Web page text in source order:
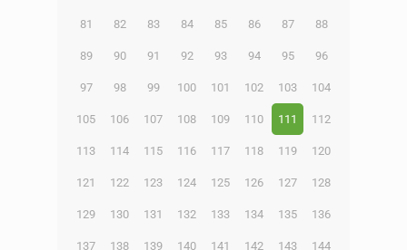
81 82 83 84 85 86 87 88
89 90 91 92 93 94 95 96
97 98 99 100 101 102 103 104
105 106 107 108 109 110 111 112
113 114 115 116 117 118 119 120
121 122 123 124 125 126 127 128
129 130 131 132 133 134 135 136
137 138 139 140 141 142 143 144